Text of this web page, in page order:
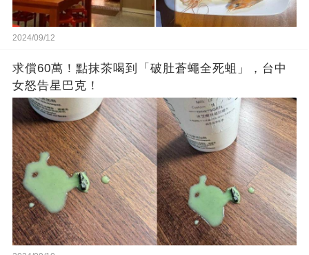
2024/09/12
求償60萬！點抹茶喝到「破肚蒼蠅全死蛆」，台中
女怒告星巴克！